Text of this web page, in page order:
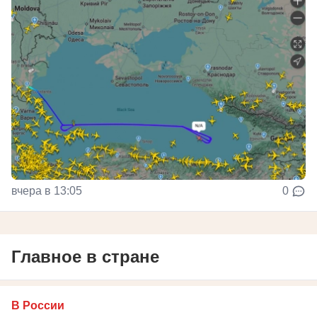
вчера в 13:05 0
Главное в стране
В России